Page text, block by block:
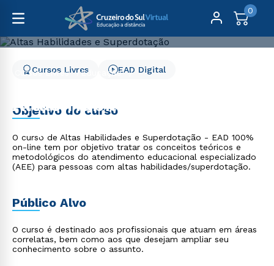
0
Cursos Livres
Educação
Altas Habilidades e
Superdotação
Cursos Livres EAD Digital
Objetivo do curso
O curso de Altas Habilidades e Superdotação - EAD 100%
on-line tem por objetivo tratar os conceitos teóricos e
metodológicos do atendimento educacional especializado
(AEE) para pessoas com altas habilidades/superdotação.
Público Alvo
O curso é destinado aos profissionais que atuam em áreas
correlatas, bem como aos que desejam ampliar seu
conhecimento sobre o assunto.